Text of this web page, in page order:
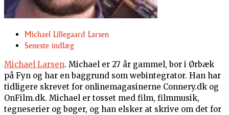
Michael Lillegaard Larsen
Seneste indlæg
Michael Larsen. Michael er 27 år gammel, bor i Ørbæk
på Fyn og har en baggrund som webintegrator. Han har
tidligere skrevet for onlinemagasinerne Connery.dk og
OnFilm.dk. Michael er tosset med film, filmmusik,
tegneserier og bøger, og han elsker at skrive om det for